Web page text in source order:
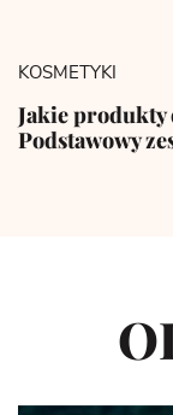
KOSMETYKI
Jakie produkty
Podstawowy